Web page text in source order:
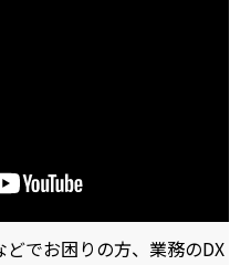
でお困りの方、業務のDX